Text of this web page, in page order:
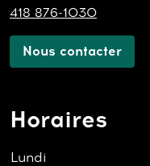
418 876-1030
Nous contacter
Horaires
Lundi